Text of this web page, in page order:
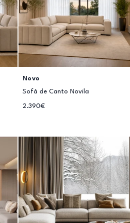
Novo
Sofá de Canto Novila
2.390€